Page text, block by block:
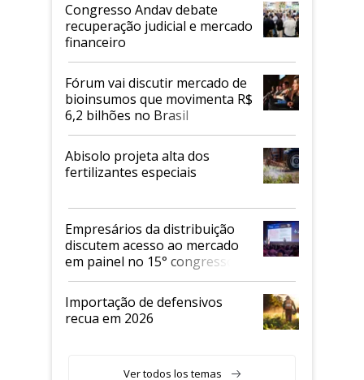
Congresso Andav debate
recuperação judicial e mercado
financeiro
Fórum vai discutir mercado de
bioinsumos que movimenta R$
6,2 bilhões no Brasil
Abisolo projeta alta dos
fertilizantes especiais
Empresários da distribuição
discutem acesso ao mercado
em painel no 15° congresso
Andav
Importação de defensivos
recua em 2026
Ver todos los temas